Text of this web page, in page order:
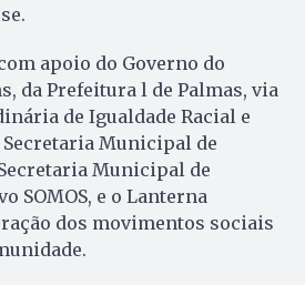
apoio do Governo do
da Prefeitura l de Palmas, via
de Igualdade Racial e
Municipal de
Municipal de
SOMOS, e o Lanterna
dos movimentos sociais